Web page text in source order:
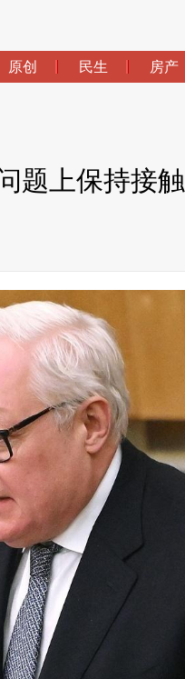
原创 民生 房产
题上保持接触